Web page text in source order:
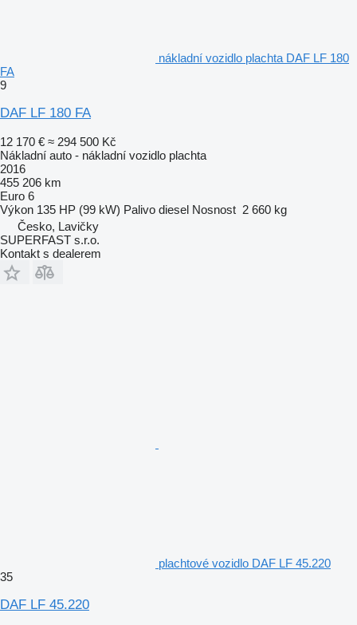
nákladní vozidlo plachta DAF LF 180
FA
9
DAF LF 180 FA
12 170 € ≈ 294 500 Kč
Nákladní auto - nákladní vozidlo plachta
2016
455 206 km
Euro 6
Výkon 135 HP (99 kW) Palivo diesel Nosnost 2 660 kg
Česko, Lavičky
SUPERFAST s.r.o.
Kontakt s dealerem
plachtové vozidlo DAF LF 45.220
35
DAF LF 45.220